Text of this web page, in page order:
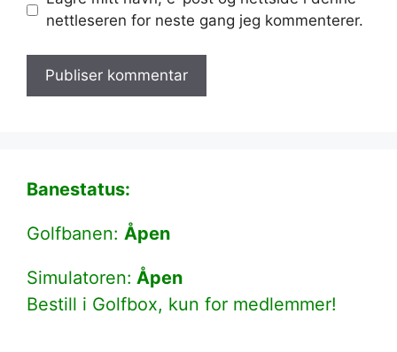
nettleseren for neste gang jeg kommenterer.
Banestatus:
Golfbanen: Åpen
Simulatoren: Åpen
Bestill i Golfbox, kun for medlemmer!